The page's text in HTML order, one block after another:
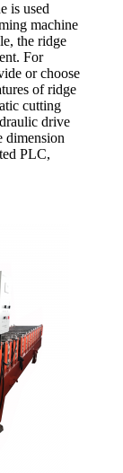
is used
machine
the ridge
For
or choose
of ridge
cutting
drive
dimension
PLC,